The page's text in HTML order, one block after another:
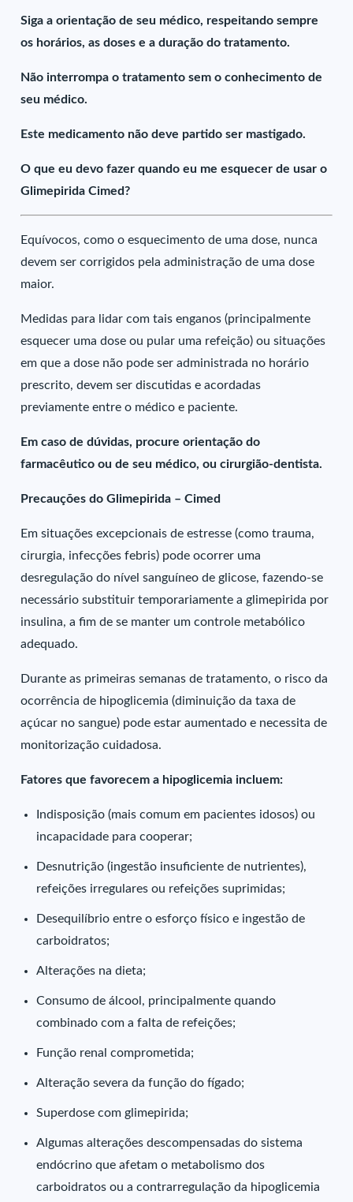
Siga a orientação de seu médico, respeitando sempre
os horários, as doses e a duração do tratamento.
Não interrompa o tratamento sem o conhecimento de
seu médico.
Este medicamento não deve partido ser mastigado.
O que eu devo fazer quando eu me esquecer de usar o
Glimepirida Cimed?
Equívocos, como o esquecimento de uma dose, nunca
devem ser corrigidos pela administração de uma dose
maior.
Medidas para lidar com tais enganos (principalmente
esquecer uma dose ou pular uma refeição) ou situações
em que a dose não pode ser administrada no horário
prescrito, devem ser discutidas e acordadas
previamente entre o médico e paciente.
Em caso de dúvidas, procure orientação do
farmacêutico ou de seu médico, ou cirurgião-dentista.
Precauções do Glimepirida – Cimed
Em situações excepcionais de estresse (como trauma,
cirurgia, infecções febris) pode ocorrer uma
desregulação do nível sanguíneo de glicose, fazendo-se
necessário substituir temporariamente a glimepirida por
insulina, a fim de se manter um controle metabólico
adequado.
Durante as primeiras semanas de tratamento, o risco da
ocorrência de hipoglicemia (diminuição da taxa de
açúcar no sangue) pode estar aumentado e necessita de
monitorização cuidadosa.
Fatores que favorecem a hipoglicemia incluem:
Indisposição (mais comum em pacientes idosos) ou
incapacidade para cooperar;
Desnutrição (ingestão insuficiente de nutrientes),
refeições irregulares ou refeições suprimidas;
Desequilíbrio entre o esforço físico e ingestão de
carboidratos;
Alterações na dieta;
Consumo de álcool, principalmente quando
combinado com a falta de refeições;
Função renal comprometida;
Alteração severa da função do fígado;
Superdose com glimepirida;
Algumas alterações descompensadas do sistema
endócrino que afetam o metabolismo dos
carboidratos ou a contrarregulação da hipoglicemia